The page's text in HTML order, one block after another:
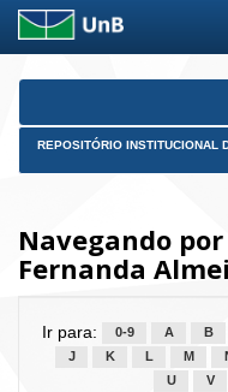
Skip
REPOSITÓRIO INSTITUCIONAL
Navegando
Fernanda
Ir para: 0-9 A B
J
K L M
U
V